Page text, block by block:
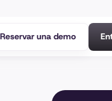
Reservar una demo